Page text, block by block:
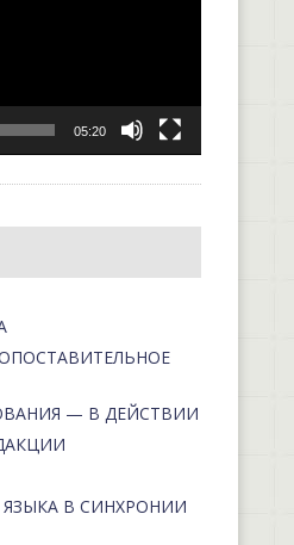
05:20
— В ДЕЙСТВИИ
В СИНХРОНИИ